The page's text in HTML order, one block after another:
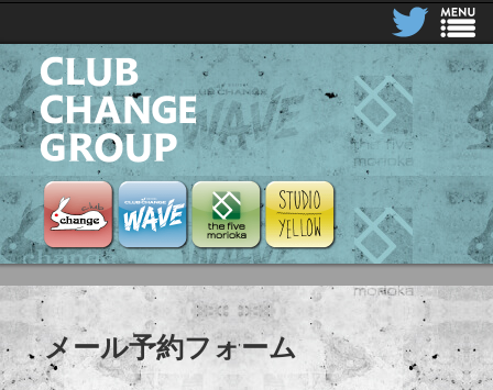
CLUB CHANGE GROUP
Club ChangeClub Change Wave
the five moriokaSTUDIO YELLOW
メール予約フォーム